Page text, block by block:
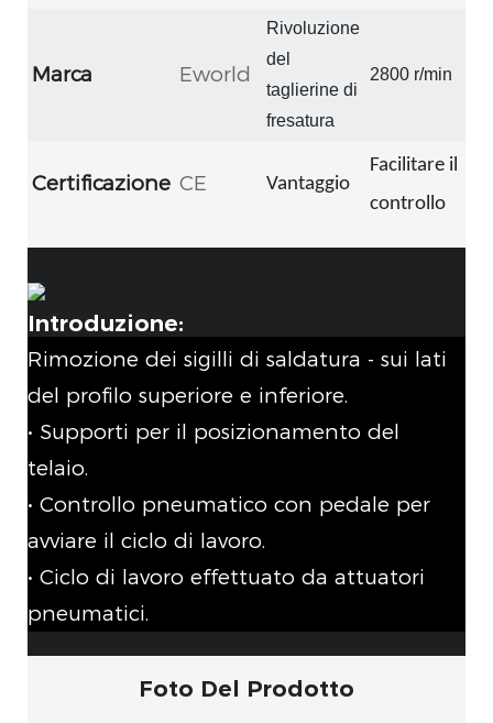
Marca Eworld
Rivoluzione
del
taglierine di
fresatura
2800 r/min
Certificazione CE Vantaggio
Facilitare il
controllo
Introduzione:
Rimozione dei sigilli di saldatura - sui lati
del profilo superiore e inferiore.
• Supporti per il posizionamento del
telaio.
• Controllo pneumatico con pedale per
avviare il ciclo di lavoro.
• Ciclo di lavoro effettuato da attuatori
pneumatici.
Foto Del Prodotto